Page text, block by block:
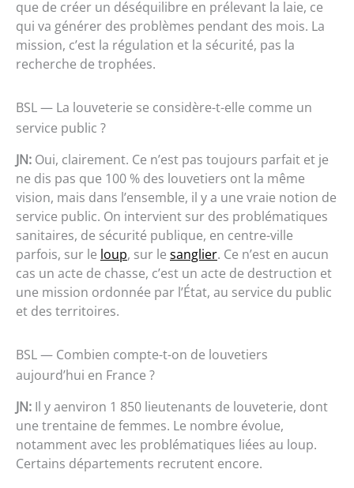
que de créer un déséquilibre en prélevant la laie, ce
qui va générer des problèmes pendant des mois. La
mission, c’est la régulation et la sécurité, pas la
recherche de trophées.
BSL — La louveterie se considère-t-elle comme un
service public ?
JN: Oui, clairement. Ce n’est pas toujours parfait et je
ne dis pas que 100 % des louvetiers ont la même
vision, mais dans l’ensemble, il y a une vraie notion de
service public. On intervient sur des problématiques
sanitaires, de sécurité publique, en centre-ville
parfois, sur le loup, sur le sanglier. Ce n’est en aucun
cas un acte de chasse, c’est un acte de destruction et
une mission ordonnée par l’État, au service du public
et des territoires.
BSL — Combien compte-t-on de louvetiers
aujourd’hui en France ?
JN: Il y aenviron 1 850 lieutenants de louveterie, dont
une trentaine de femmes. Le nombre évolue,
notamment avec les problématiques liées au loup.
Certains départements recrutent encore.